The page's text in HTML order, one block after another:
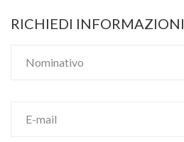
RICHIEDI INFORMAZIONI